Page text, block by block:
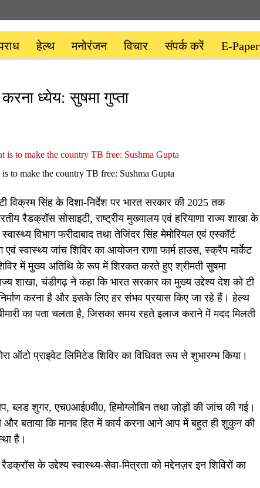
हेल्थ मनोरंजन विचार संपर्क करें E-Paper
ध्येय: सुषमा गुप्ता
to make the country TB free: Sushma Gupta
विक्रम सिंह के दिशा-निर्देश पर भारत सरकार की 2025 तक
रैडक्रॉस सोसाइटी, राष्ट्रीय मुख्यालय एवं हरियाणा राज्य शाखा के
विभाग फरीदाबाद तथा तेजिंदर सिंह मेमोरियल एवं एस्कॉर्ट
स्वास्थ्य जांच शिविर का आयोजन राणा फार्म हाउस, स्क्रैप मार्केट
शिविर में मुख्य अतिथि के रूप में शिरकत करते हुए श्रीमती सुषमा
शाखा, चंडीगढ़ ने कहा कि भारत सरकार का मुख्य उद्देश्य देश को टी
करना है और इसके लिए हर संभव प्रयास किए जा रहे हैं। हेल्थ
का पता चलता है, जिसका समय रहते इलाज कराने में मदद मिलती
प्राइवेट लिमिटेड शिविर का विधिवत रूप से शुभारम्भ किया।
शुगर, एच0आई0वी0, हिमोग्लोबिन तथा जोड़ों की जांच की गई।
बताया कि मानव हित में कार्य करना आने आप में बहुत ही शुकुन की
है।
के उद्देश्य स्वास्थ्य-सेवा-मित्रता को मद्देनज़र इन शिविरों का